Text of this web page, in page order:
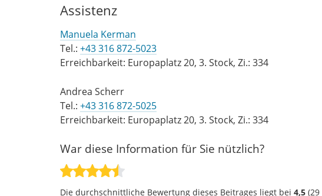
Assistenz
Manuela Kerman
Tel.: +43 316 872-5023
Erreichbarkeit: Europaplatz 20, 3. Stock, Zi.: 334
Andrea Scherr
Tel.: +43 316 872-5025
Erreichbarkeit: Europaplatz 20, 3. Stock, Zi.: 334
War diese Information für Sie nützlich?
Die durchschnittliche Bewertung dieses Beitrages liegt bei 4,5 (29